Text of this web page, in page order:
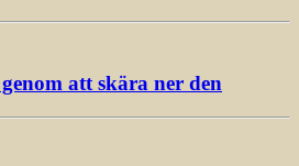
att skära ner den